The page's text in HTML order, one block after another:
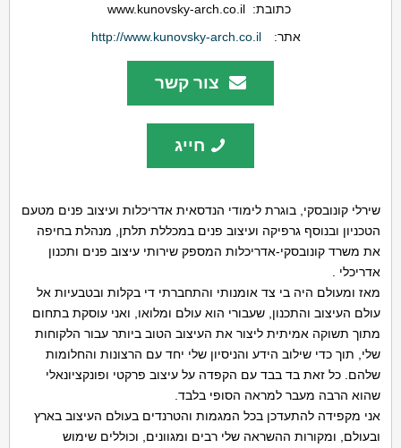
כתובת: www.kunovsky-arch.co.il
אתר:
http://www.kunovsky-arch.co.il
צור קשר
חייג
שירלי קונובסקי, בוגרת לימודי הנדסאית אדריכלות ועיצוב פנים מטעם
הטכניון ובנוסף גרפיקה ועיצוב פנים במכללת תלתן, מנהלת בחיפה
את משרד קונובסקי-אדריכלות המספק שירותי עיצוב פנים ותכנון
אדריכלי .
מאז ומעולם היה בי צד אומנותי והתחברתי די בקלות ובטבעיות אל
עולם העיצוב והתכנון, שעבורי הוא עולם ומלואו, ואני עוסקת בתחום
מתוך תשוקה אמיתית ליצור את העיצוב הטוב ביותר עבור הלקוחות
שלי, תוך כדי שילוב הידע והניסיון שלי יחד עם הרצונות והחלומות
שלהם. כל זאת בד בבד עם הקפדה על עיצוב פרקטי ופונקציונאלי
שהוא הרבה מעבר למראה הסופי בלבד.
אני מקפידה להתעדכן בכל המגמות והטרנדים בעולם העיצוב בארץ
ובעולם, ומקורות ההשראה שלי רבים ומגוונים, וכוללים שימוש